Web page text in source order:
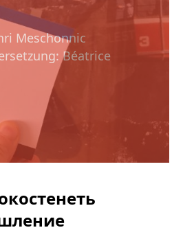
Meschonnic
Béatrice